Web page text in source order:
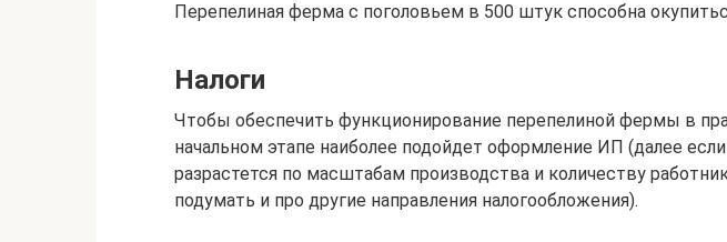
Перепелиная ферма с поголовьем в 500 штук способна
Налоги
Чтобы обеспечить функционирование перепелиной фермы в
начальном этапе наиболее подойдет оформление ИП (далее
разрастется по масштабам производства и количеству
подумать и про другие направления налогообложения).